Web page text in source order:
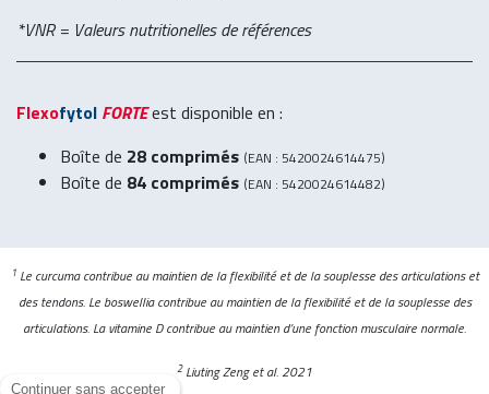
*VNR = Valeurs nutritionelles de références
Flexofytol FORTEest disponible en :
Boîte de 28 comprimés (EAN : 5420024614475)
Boîte de 84 comprimés (EAN : 5420024614482)
1Le curcuma contribue au maintien de la flexibilité et de la souplesse des articulations et
des tendons. Le boswellia contribue au maintien de la flexibilité et de la souplesse des
articulations. La vitamine D contribue au maintien d’une fonction musculaire normale.
2Liuting Zeng et al. 2021